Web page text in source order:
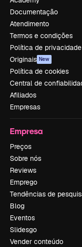
Documentação
Atendimento
Termos e condições
Política de privacidade
Originais New
Política de cookies
Central de
Afiliados
Empresas
Empresa
Preços
Sobre nós
Reviews
Emprego
Tendências de
Blog
Eventos
Slidesgo
Vender conteúdo